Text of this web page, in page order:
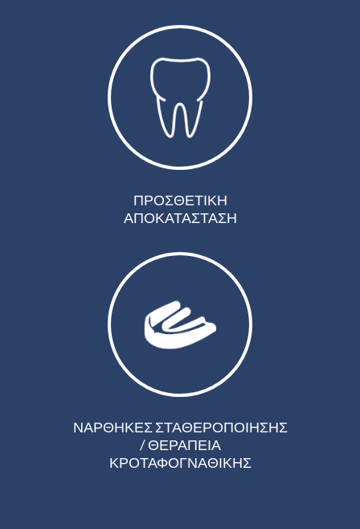
ΠΡΟΣΘΕΤΙΚΗ
ΑΠΟΚΑΤΑΣΤΑΣΗ
ΝΑΡΘΗΚΕΣ ΣΤΑΘΕΡΟΠΟΙΗΣΗΣ
/ ΘΕΡΑΠΕΙΑ
ΚΡΟΤΑΦΟΓΝΑΘΙΚΗΣ